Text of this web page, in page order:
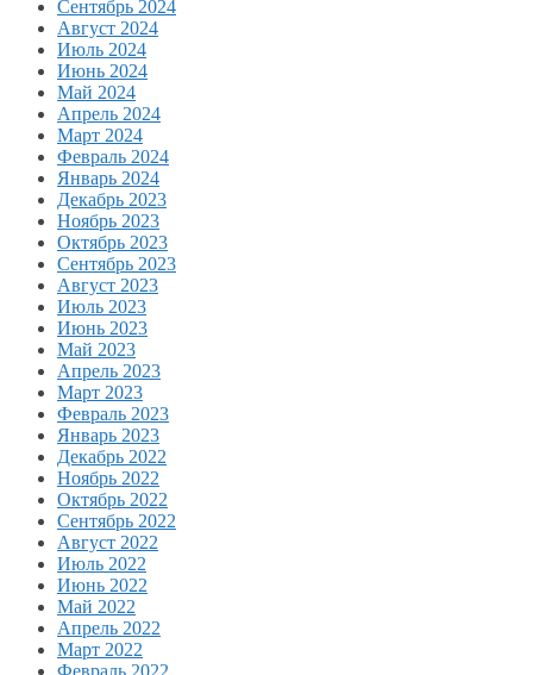
Сентябрь 2024
Август 2024
Июль 2024
Июнь 2024
Май 2024
Апрель 2024
Март 2024
Февраль 2024
Январь 2024
Декабрь 2023
Ноябрь 2023
Октябрь 2023
Сентябрь 2023
Август 2023
Июль 2023
Июнь 2023
Май 2023
Апрель 2023
Март 2023
Февраль 2023
Январь 2023
Декабрь 2022
Ноябрь 2022
Октябрь 2022
Сентябрь 2022
Август 2022
Июль 2022
Июнь 2022
Май 2022
Апрель 2022
Март 2022
Февраль 2022